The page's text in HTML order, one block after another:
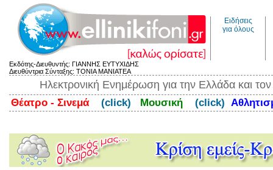
Ειδήσεις
για όλους
Εκδότης-Διευθυντής: ΓΙΑΝΝΗΣ ΕΥΤΥΧΙΔΗΣ
Διευθύντρια Σύνταξης: ΤΟΝΙΑ ΜΑΝΙΑΤΕΑ
Ηλεκτρονική Ενημέρωση για την Ελλάδα και
Θέατρο - Σινεμά (click) Μουσική (click)